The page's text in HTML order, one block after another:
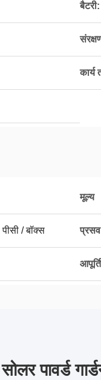
बैटरी:
कार्य
मूल्य
/ बॉक्स
सोलर पावर्ड